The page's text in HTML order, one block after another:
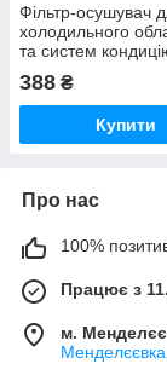
Фільтр-осушувач
холодильного
та систем
388 ₴
Купити
Про нас
100%
Працює з
м.